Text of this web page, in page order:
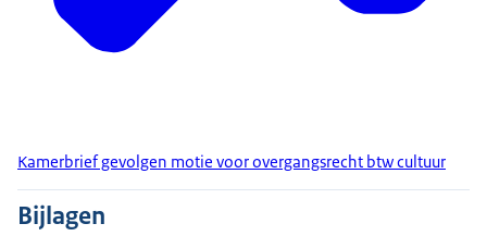
Kamerbrief gevolgen motie voor overgangsrecht btw cultuur
Bijlagen